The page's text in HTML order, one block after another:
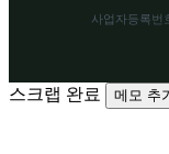
사업자등록번
스크랩 완료 메모 추